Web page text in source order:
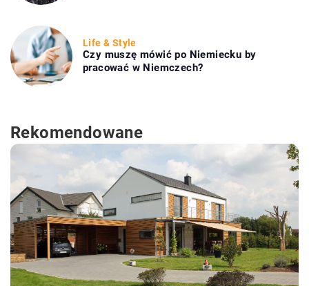
Life & Style
Czy muszę mówić po Niemiecku by
pracować w Niemczech?
Rekomendowane